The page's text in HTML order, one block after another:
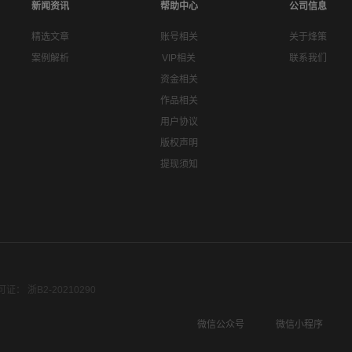
新闻资讯
精选文章
案例解析
帮助中心
账号相关
VIP相关
资金相关
作品相关
用户协议
版权声明
提现须知
公司信息
关于烽策
联系我们
证： 浙B2-20210290
微信公众号
微信小程序